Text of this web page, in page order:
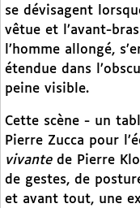
se dévisagent
vêtue et l’avant-
l’homme allongé,
étendue dans
peine visible.
Cette scène - un
Pierre Zucca pour
vivante de Pierre
de gestes, de
et avant tout, une